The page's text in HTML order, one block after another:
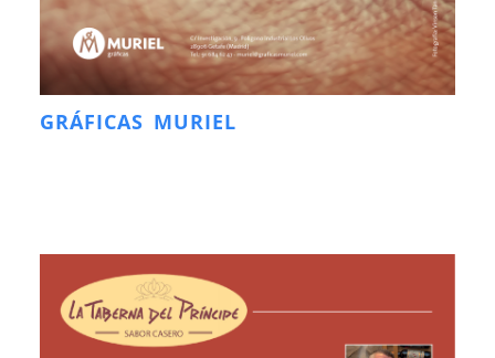
GRÁFICAS MURIEL